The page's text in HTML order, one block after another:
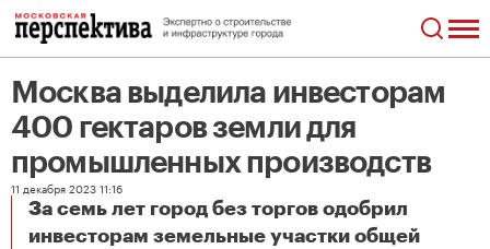
Москва выделила инвесторам
400 гектаров земли для
промышленных производств
11 декабря 2023 11:16
За семь лет город без торгов одобрил
инвесторам земельные участки общей